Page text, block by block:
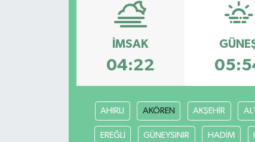
İMSAK
04:22
AHIRLI AKÖREN AKŞEHİR
EREĞLİ GÜNEYSINIR HADİM